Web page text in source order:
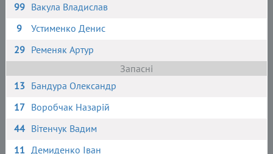
99 Вакула Владислав
9
Устименко Денис
29 Ременяк Артур
Запасні
13 Бандура Олександр
17 Воробчак Назарій
44 Вітенчук Вадим
11 Демиденко Іван